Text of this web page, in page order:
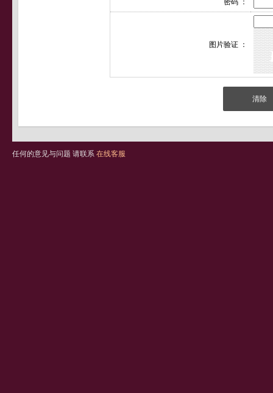
密码 ：
图片验证 ：
任何的意见与问题 请联系 在线客服